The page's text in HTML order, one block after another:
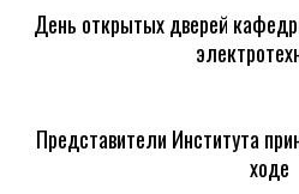
День открытых дверей
Представители Института
ходе